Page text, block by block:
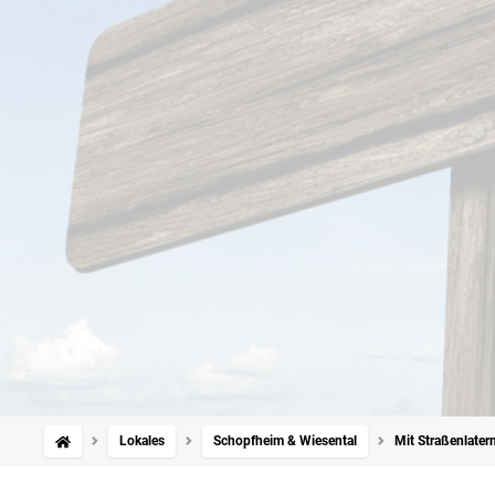
Lokales Schopfheim & Wiesental Mit